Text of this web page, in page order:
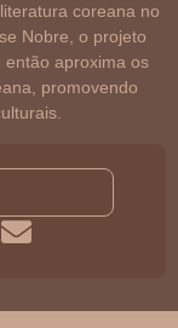
coreana no
Nobre, o projeto
então aproxima os
promovendo